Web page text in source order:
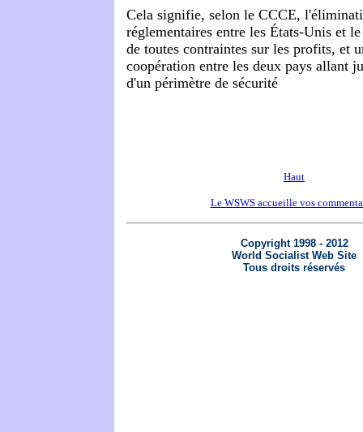
Cela signifie, selon le CCCE,
réglementaires entre les États-Unis et
de toutes contraintes sur les profits, et
coopération entre les deux pays allant
d'un périmètre de sécurité
Haut
Le WSWS accueille vos
Copyright 1998 - 2012
World Socialist Web Site
Tous droits réservés